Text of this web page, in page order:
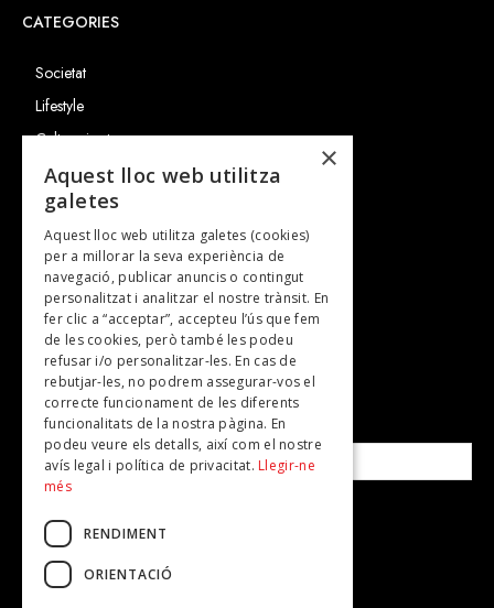
CATEGORIES
Societat
Lifestyle
Cultura i art
Entrevistes
Gastronomia
TV
Plans per fer
Revistes
SUBSCRIU-TE A LA NOSTRA NEWSLETTER!
Correu electrònic*
Accepto lapolítica de privacitat
×
Aquest lloc web utilitza
galetes
Aquest lloc web utilitza galetes (cookies)
per a millorar la seva experiència de
navegació, publicar anuncis o contingut
personalitzat i analitzar el nostre trànsit. En
fer clic a “acceptar”, accepteu l’ús que fem
de les cookies, però també les podeu
refusar i/o personalitzar-les. En cas de
rebutjar-les, no podrem assegurar-vos el
correcte funcionament de les diferents
funcionalitats de la nostra pàgina. En
podeu veure els detalls, així com el nostre
avís legal i política de privacitat. Llegir-ne
més
RENDIMENT
ORIENTACIÓ